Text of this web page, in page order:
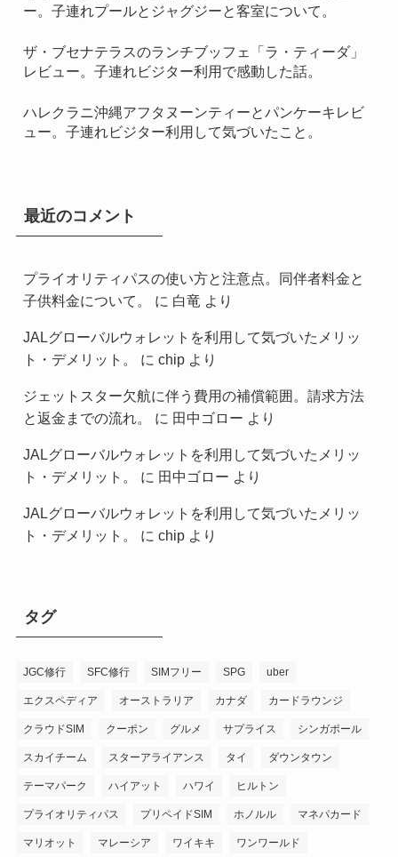
ー。子連れプールとジャグジーと客室について。
ザ・ブセナテラスのランチブッフェ「ラ・ティーダ」
レビュー。子連れビジター利用で感動した話。
ハレクラニ沖縄アフタヌーンティーとパンケーキレビ
ュー。子連れビジター利用して気づいたこと。
最近のコメント
プライオリティパスの使い方と注意点。同伴者料金と
子供料金について。
に 白竜 より
JALグローバルウォレットを利用して気づいたメリッ
ト・デメリット。
に chipより
ジェットスター欠航に伴う費用の補償範囲。請求方法
と返金までの流れ。
に 田中ゴロー より
JALグローバルウォレットを利用して気づいたメリッ
ト・デメリット。
に 田中ゴロー より
JALグローバルウォレットを利用して気づいたメリッ
ト・デメリット。
に chipより
タグ
JGC修行 SFC修行 SIMフリー SPG uber
エクスペディア オーストラリア カナダ カードラウンジ
クラウドSIM クーポン グルメ サプライス シンガポール
スカイチーム スターアライアンス タイ ダウンタウン
テーマパーク ハイアット ハワイ ヒルトン
プライオリティパス プリペイドSIM ホノルル マネパカード
マリオット マレーシア ワイキキ ワンワールド